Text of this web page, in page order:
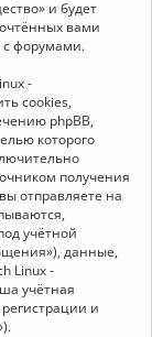
и будет
вами
с форумами.
-
cookies,
phpBB,
которого
получения
отправляете на
учётной
данные,
Linux -
учётная
и